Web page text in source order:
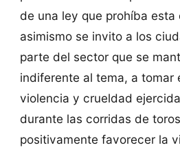
de una ley que prohíba esta
asimismo se invito a los
parte del sector que se
indiferente al tema, a tomar
violencia y crueldad
durante las corridas de
positivamente favorecer la